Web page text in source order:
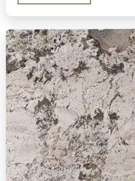
kitchens, islands and feature walls.